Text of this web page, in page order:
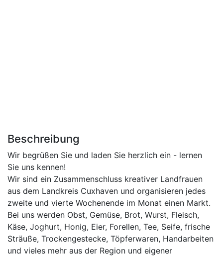
Beschreibung
Wir begrüßen Sie und laden Sie herzlich ein - lernen
Sie uns kennen!
Wir sind ein Zusammenschluss kreativer Landfrauen
aus dem Landkreis Cuxhaven und organisieren jedes
zweite und vierte Wochenende im Monat einen Markt.
Bei uns werden Obst, Gemüse, Brot, Wurst, Fleisch,
Käse, Joghurt, Honig, Eier, Forellen, Tee, Seife, frische
Sträuße, Trockengestecke, Töpferwaren, Handarbeiten
und vieles mehr aus der Region und eigener